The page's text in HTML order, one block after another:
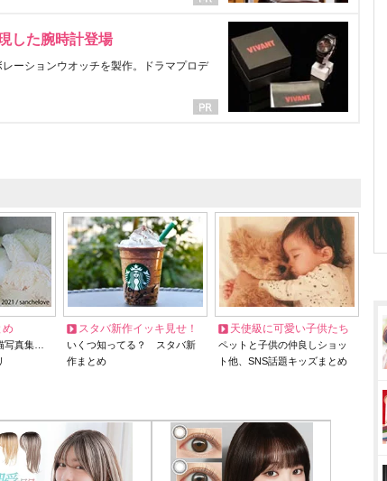
した腕時計登場
ーションウオッチを製作。ドラマプロデ
め
写真集…
スタバ新作イッキ見せ！
いくつ知ってる？ スタバ新
作まとめ
天使級に可愛い子供たち
ペットと子供の仲良しショッ
ト他、SNS話題キッズまとめ